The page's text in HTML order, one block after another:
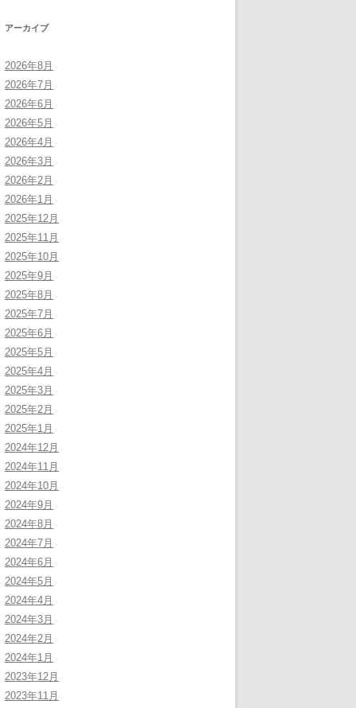
アーカイブ
2026年8月
2026年7月
2026年6月
2026年5月
2026年4月
2026年3月
2026年2月
2026年1月
2025年12月
2025年11月
2025年10月
2025年9月
2025年8月
2025年7月
2025年6月
2025年5月
2025年4月
2025年3月
2025年2月
2025年1月
2024年12月
2024年11月
2024年10月
2024年9月
2024年8月
2024年7月
2024年6月
2024年5月
2024年4月
2024年3月
2024年2月
2024年1月
2023年12月
2023年11月